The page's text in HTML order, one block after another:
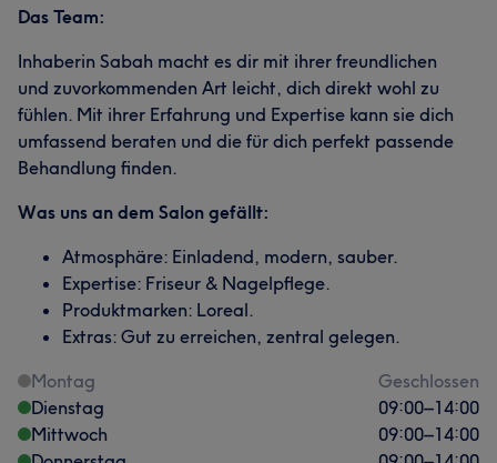
Das Team:
Inhaberin Sabah macht es dir mit ihrer freundlichen
und zuvorkommenden Art leicht, dich direkt wohl zu
fühlen. Mit ihrer Erfahrung und Expertise kann sie dich
umfassend beraten und die für dich perfekt passende
Behandlung finden.
Was uns an dem Salon gefällt:
Atmosphäre: Einladend, modern, sauber.
Expertise: Friseur & Nagelpflege.
Produktmarken: Loreal.
Extras: Gut zu erreichen, zentral gelegen.
Montag
Geschlossen
Dienstag
09:00–14:00
Mittwoch
09:00–14:00